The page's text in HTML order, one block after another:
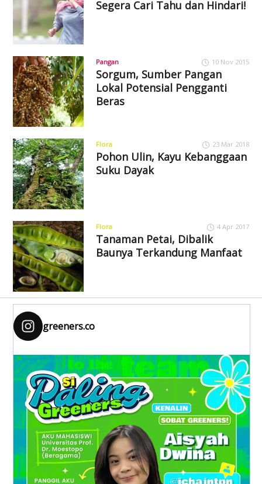
Segera Cari Tahu dan Hindari!
Pangan 10 Nov 2015
Sorgum, Sumber Pangan
Lokal Potensial Pengganti
Beras
Flora 23 Mar 2018
Pohon Ulin, Kayu Kebanggaan
Suku Dayak
Flora 4 Apr 2017
Tanaman Petai, Dibalik
Baunya Terkandung Manfaat
greeners.co